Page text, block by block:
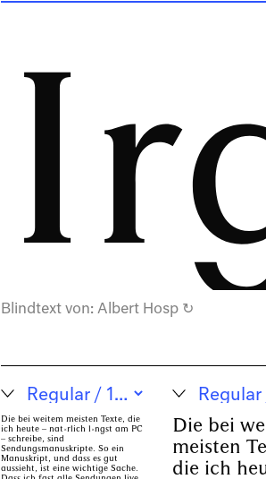
Blindtext von: Albert Hosp↻
Die bei weitem meisten Texte, die
ich heute – natürlich längst am PC
– schreibe, sind
Sendungsmanuskripte. So ein
Manuskript, und dass es gut
aussieht, ist eine wichtige Sache.
Die bei
meisten
die ich